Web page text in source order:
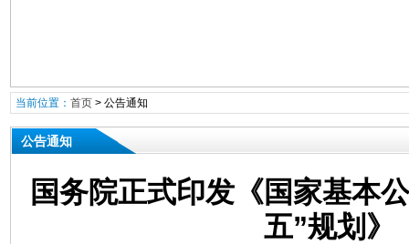
当前位置： 首页> 公告通知
公告通知
国务院正式印发《国家基本
五”规划》